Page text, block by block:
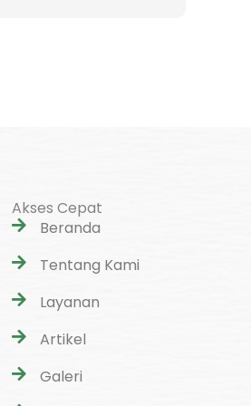
Akses Cepat
Beranda
Tentang Kami
Layanan
Artikel
Galeri